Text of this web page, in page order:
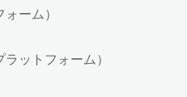
ーム）
ットフォーム）